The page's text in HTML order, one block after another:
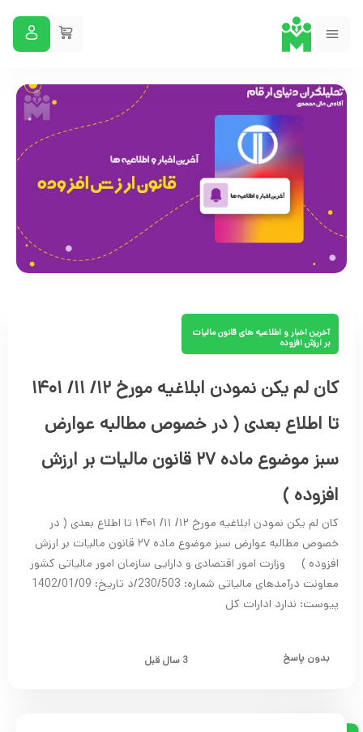
آخرین اخبار و اطلاعیه های قانون مالیات
بر ارزش افزوده
کان لم یکن نمودن ابلاغیه مورخ ۱۲/ ۱۱/ ۱۴۰۱
تا اطلاع بعدی ( در خصوص مطالبه عوارض
سبز موضوع ماده ۲۷ قانون مالیات بر ارزش
افزوده )
کان لم یکن نمودن ابلاغیه مورخ ۱۲/ ۱۱/ ۱۴۰۱ تا اطلاع بعدی ( در
خصوص مطالبه عوارض سبز موضوع ماده ۲۷ قانون مالیات بر ارزش
افزوده ) وزارت امور اقتصادی و دارایی سازمان امور مالیاتی کشور
معاونت درآمدهای مالیاتی شماره: 230/503/د تاریخ: 1402/01/09
پیوست: ندارد ادارات کل
بدون پاسخ 3 سال قبل